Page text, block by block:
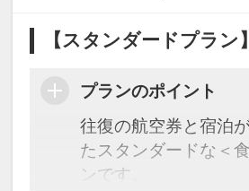
【スタンダードプラン
プランのポイント
往復の航空券と宿泊
たスタンダードな＜
ンです。